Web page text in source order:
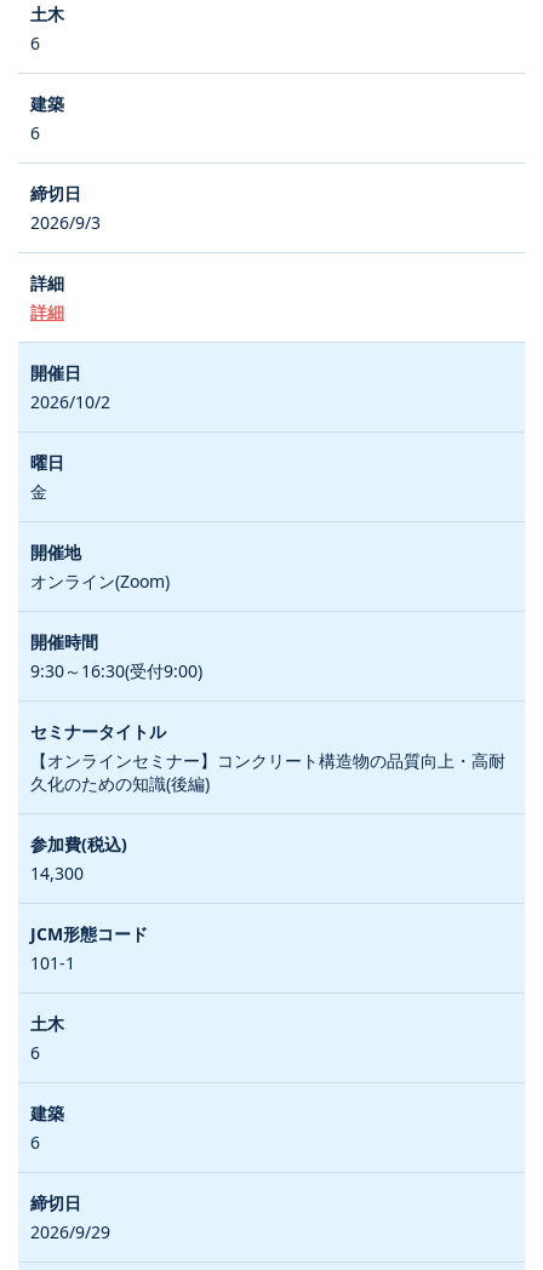
6
6
2026/9/3
詳細
2026/10/2
金
オンライン(Zoom)
9:30～16:30(受付9:00)
【オンラインセミナー】コンクリート構造物の品質向上・高耐
久化のための知識(後編)
14,300
101-1
6
6
2026/9/29